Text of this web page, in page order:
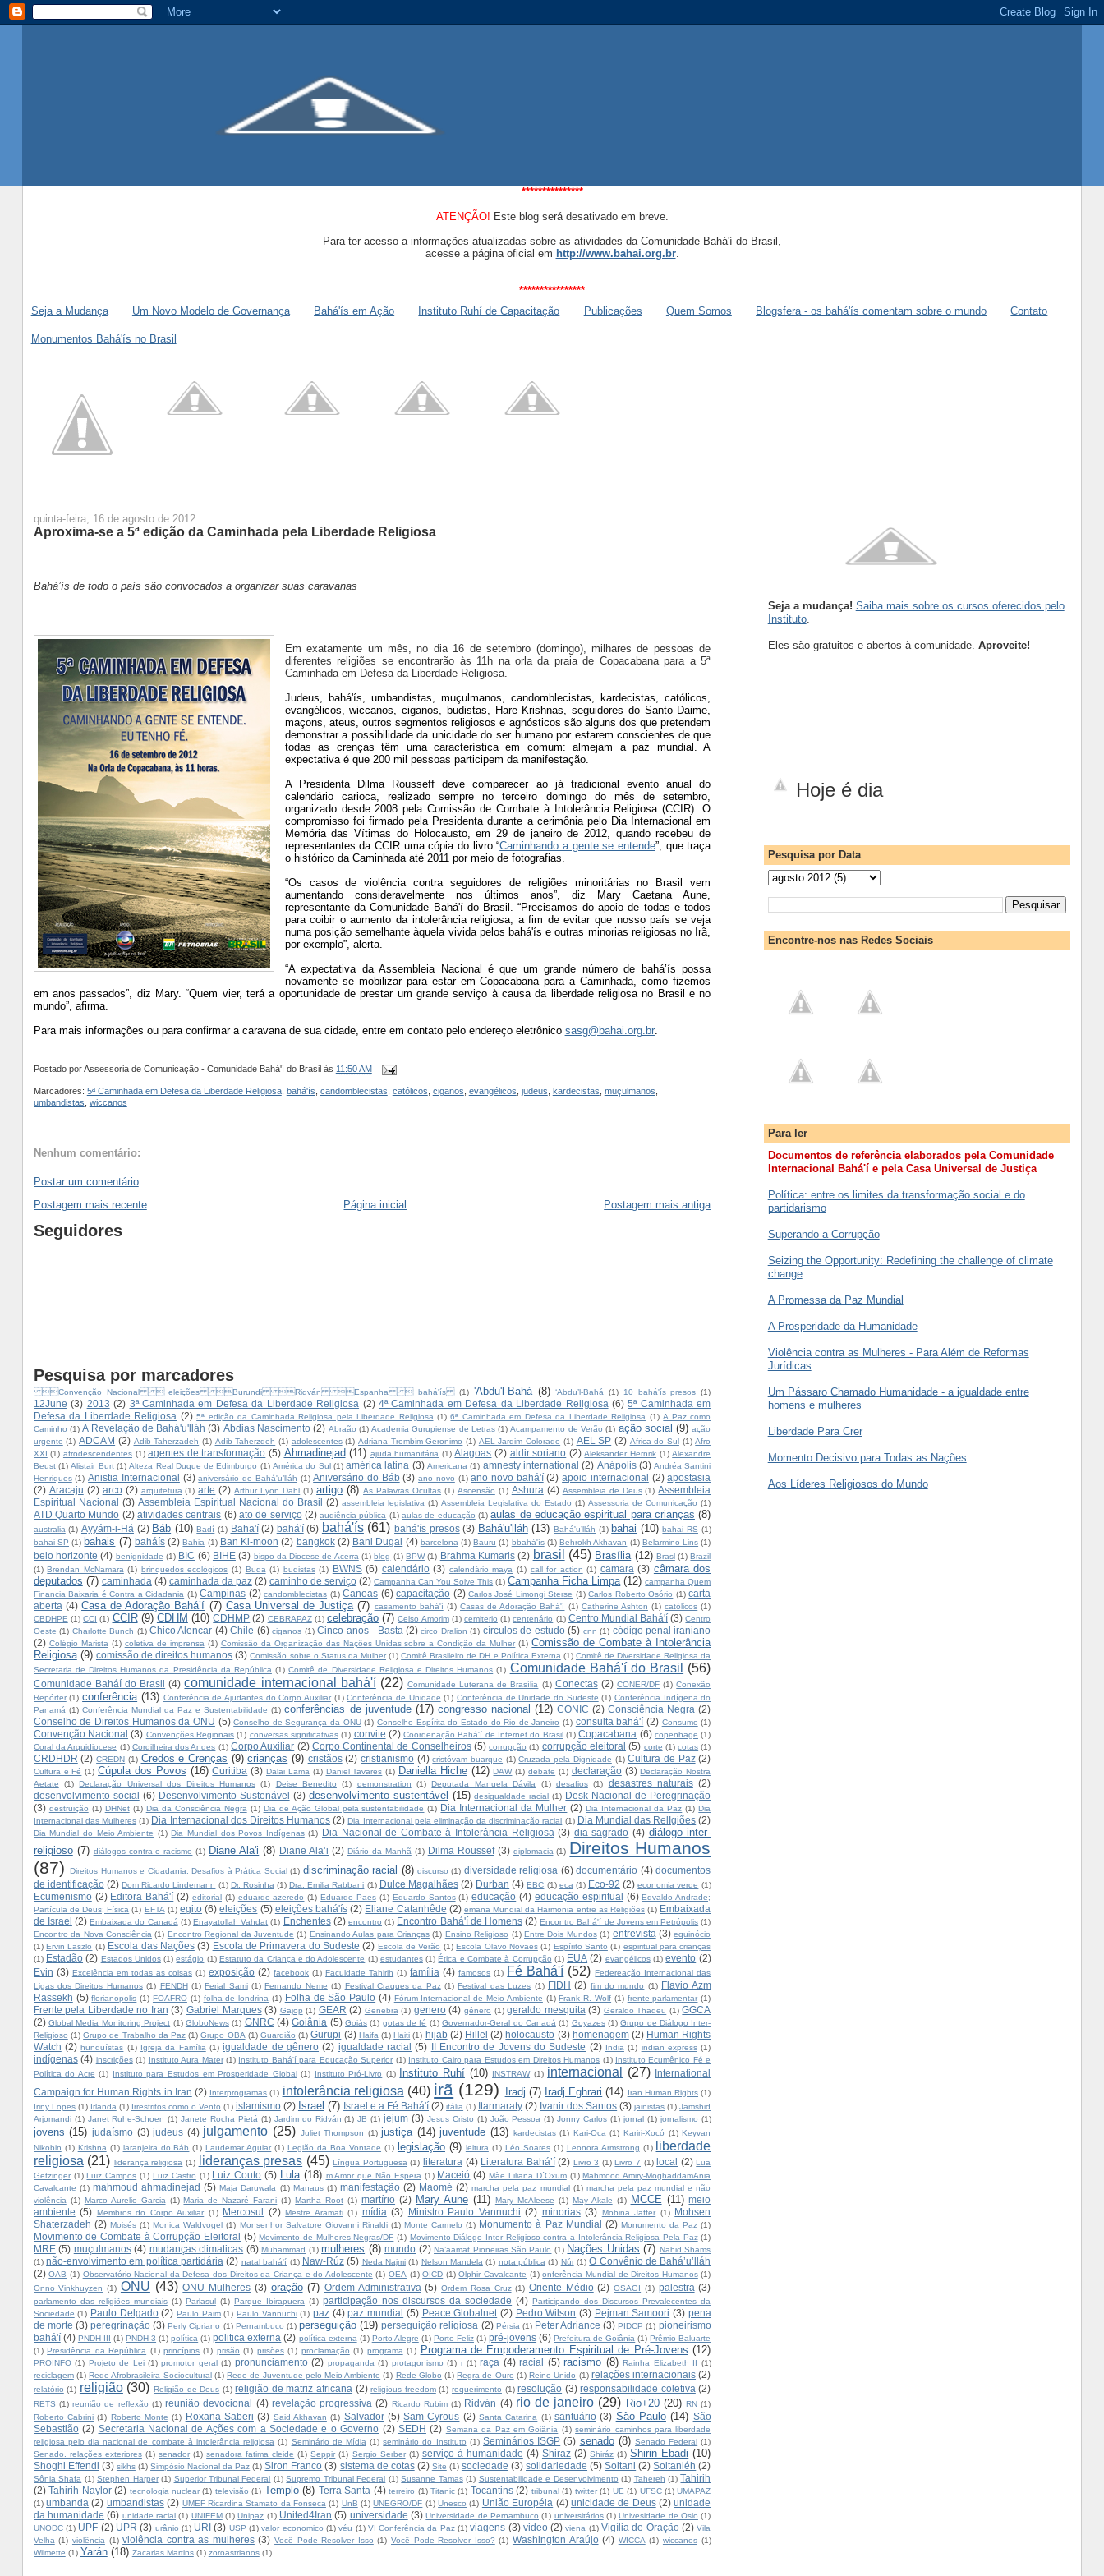
***************
ATENÇÃO! Este blog será desativado em breve.
Para ter acesso a informações atualizadas sobre as atividades da Comunidade Bahá'í do Brasil,
acesse a página oficial em http://www.bahai.org.br.
****************
Seja a Mudança
Um Novo Modelo de Governança Bahá'ís em Ação Instituto Ruhí de Capacitação Publicações Quem Somos Blogsfera - os bahá'ís comentam sobre o mundo Contato
Monumentos Bahá'ís no Brasil
quinta-feira, 16 de agosto de 2012
Aproxima-se a 5ª edição da Caminhada pela Liberdade Religiosa
Bahá’ís de todo o país são convocados a organizar suas caravanas
Em exatamente um mês, no dia 16 de setembro (domingo), milhares de pessoas de
diferentes religiões se encontrarão às 11h na orla da praia de Copacabana para a 5ª
Caminhada em Defesa da Liberdade Religiosa.
Judeus, bahá'ís, umbandistas, muçulmanos, candomblecistas, kardecistas, católicos,
evangélicos, wiccanos, ciganos, budistas, Hare Krishnas, seguidores do Santo Daime,
maçons, ateus, outros segmentos religiosos e agnósticos são alguns dos que pretendem
demonstrar a possibilidade da unicidade do ser humano por estarem conscientes de que
todas as crenças têm uma característica em comum: almejam a paz mundial. A
expectativa é que 200 mil pessoas participem da manifestação.
A Presidenta Dilma Rousseff deve comparecer ao já tradicional evento anual do
calendário carioca, realizado sempre no terceiro domingo do mês de setembro,
organizado desde 2008 pela Comissão de Combate à Intolerância Religiosa (CCIR). O
compromisso foi firmado pela Presidenta durante a cerimônia pelo Dia Internacional em
Memória das Vítimas do Holocausto, em 29 de janeiro de 2012, quando recebeu de
representantes da CCIR uma cópia do livro “Caminhando a gente se entende”, que traça
o histórico da Caminhada até 2011 por meio de fotografias.
“Os casos de violência contra seguidores de religiões minoritárias no Brasil vem
aumentando consideravelmente nos últimos anos”, diz Mary Caetana Aune,
representante da Comunidade Bahá'í do Brasil. “Precisamos do apoio de todas e todos
para coibir o aumento da intolerância religiosa, a fim de evitar que nosso país se veja
numa posição semelhante àquela vivida pelos bahá'ís e outras minorias religiosas no Irã,
por exemplo”, alerta.
“A expectativa da Assembleia Nacional é que um grande número de bahá’ís possa
novamente se mobilizar para estar em Copacabana para a Caminhada, como fizemos
em anos passados”, diz Mary. “Quem vier, terá a oportunidade de prestar um grande serviço à causa da liberdade religiosa no Brasil e no
mundo”, afirma.
Para mais informações ou para confirmar a caravana de sua cidade, entre em contato pelo endereço eletrônico sasg@bahai.org.br.
Postado porAssessoria de Comunicação - Comunidade Bahá'í do Brasil às 11:50 AM
Marcadores: 5ª Caminhada em Defesa da Liberdade Religiosa, bahá'ís candomblecistas católicos ciganos evangélicos judeus kardecistas muçulmanos
umbandistas wiccanos
Nenhum comentário:
Postar um comentário
Postagem mais recente
Postagem mais antiga
Página inicial
Seguidores
Pesquisa por marcadores
Convenção Nacional  eleições Burundi Ridván Espanha  bahá'ís (1) 'Abdu'l-Bahá (8) ‘Abdu’l-Bahá (1) 10 bahá'ís presos (1)
12June (3) 2013 (2) 3ª Caminhada em Defesa da Liberdade Religiosa (2) 4ª Caminhada em Defesa da Liberdade Religiosa (6) 5ª Caminhada em
Defesa da Liberdade Religiosa (2) 5ª edição da Caminhada Religiosa pela Liberdade Religiosa (1) 6ª Caminhada em Defesa da Liberdade Religiosa (1) A Paz como
Caminho (1) A Revelação de Bahá'u'lláh (3) Abdias Nascimento (2) Abraão (1) Academia Gurupiense de Letras (1) Acampamento de Verão (1) ação social (9) ação
urgente (1) ADCAM (2) Adib Taherzadeh (1) Adib Taherzdeh (1) adolescentes (1) Adriana Trombim Geronimo (1) AEL Jardim Colorado (1) AEL SP (2) Africa do Sul (1) Afro
XXI (1) afrodescendentes (1) agentes de transformação (5) Ahmadinejad (11) ajuda humanitária (1) Alagoas (2) aldir soriano (2) Aleksander Hernrik (1) Alexandre
Beust (1) Alistair Burt (1) Alteza Real Duque de Edimburgo (1) América do Sul (1) américa latina (3) Americana (1) amnesty international (2) Anápolis (3) Andréa Santini
Henriques (1) Anistia Internacional (3) aniversário de Bahá'u’lláh (1) Aniversário do Báb (3) ano novo (1) ano novo bahá'í (2) apoio internacional (2) apostasia
(2) Aracaju (2) arco (2) arquitetura (1) arte (2) Arthur Lyon Dahl (1) artigo (8) As Palavras Ocultas (1) Ascensão (1) Ashura (4) Assembleia de Deus (1) Assembleia
Espiritual Nacional (3) Assembleia Espiritual Nacional do Brasil (2) assembleia legislativa (1) Assembleia Legislativa do Estado (1) Assessoria de Comunicação (1)
ATD Quarto Mundo (2) atividades centrais (6) ato de serviço (2) audiência pública (1) aulas de educação (1) aulas de educação espiritual para crianças (8)
australia (1) Ayyám-i-Há (2) Báb (10) Badí (1) Baha'í (2) bahá'í (6) bahá'ís (61) bahá'ís presos (3) Bahá'u'lláh (13) Bahá'u’lláh (1) bahai (10) bahai RS (1)
bahai SP (1) bahais (7) baháís (2) Bahia (1) Ban Ki-moon (2) bangkok (2) Bani Dugal (4) barcelona (1) Bauru (1) bbahá'ís (1) Behrokh Akhavan (1) Belarmino Lins (1)
belo horizonte (4) benignidade (1) BIC (6) BIHE (3) bispo da Diocese de Acerra (1) blog (1) BPW (1) Brahma Kumaris (2) brasil (45) Brasília (12) Brasl (1) Brazil
(1) Brendan McNamara (1) brinquedos ecológicos (1) Buda (1) budistas (1) BWNS (6) calendário (3) calendário maya (1) call for action (1) camara (3) câmara dos
deputados (7) caminhada (4) caminhada da paz (2) caminho de serviço (2) Campanha Can You Solve This (1) Campanha Ficha Limpa (12) campanha Quem
Financia Baixaria é Contra a Cidadania (1) Campinas (2) candomblecistas (1) Canoas (6) capacitação (2) Carlos José Limongi Sterse (1) Carlos Roberto Osório (1) carta
aberta (4) Casa de Adoração Bahá’í (7) Casa Universal de Justiça (7) casamento bahá'í (1) Casas de Adoração Bahá'í (1) Catherine Ashton (1) católicos (1)
CBDHPE (1) CCI (1) CCIR (9) CDHM (10) CDHMP (2) CEBRAPAZ (1) celebração (7) Celso Amorim (1) cemiterio (1) centenário (1) Centro Mundial Bahá'í (3) Centro
Oeste (1) Charlotte Bunch (1) Chico Alencar (4) Chile (6) ciganos (1) Cinco anos - Basta (2) circo Dralion (1) círculos de estudo (5) cnn (1) código penal iraniano
(2) Colégio Marista (1) coletiva de imprensa (1) Comissão da Organização das Nações Unidas sobre a Condição da Mulher (1) Comissão de Combate à Intolerância
Religiosa (9) comissão de direitos humanos (3) Comissão sobre o Status da Mulher (1) Comitê Brasileiro de DH e Política Externa (1) Comitê de Diversidade Religiosa da
Secretaria de Direitos Humanos da Presidência da República (1) Comitê de Diversidade Religiosa e Direitos Humanos (1) Comunidade Bahá'í do Brasil (56)
Comunidade Baháí do Brasil (4) comunidade internacional bahá'í (22) Comunidade Luterana de Brasília (1) Conectas (2) CONER/DF (1) Conexão
Repórter (1) conferência (13) Conferência de Ajudantes do Corpo Auxiliar (1) Conferência de Unidade (1) Conferência de Unidade do Sudeste (1) Conferência Indígena do
Panamá (1) Conferência Mundial da Paz e Sustentabilidade (1) conferências de juventude (17) congresso nacional (12) CONIC (2) Consciência Negra (2)
Conselho de Direitos Humanos da ONU (5) Conselho de Segurança da ONU (1) Conselho Espírita do Estado do Rio de Janeiro (1) consulta bahá'í (2) Consumo (1)
Convenção Nacional (3) Convenções Regionais (1) conversas significativas (1) convite (2) Coordenação Bahá'í de Internet do Brasil (1) Copacabana (6) copenhage (1)
Coral da Arquidiocese (1) Cordilheira dos Andes (1) Corpo Auxiliar (2) Corpo Continental de Conselheiros (5) corrupção (1) corrupção eleitoral (5) corte (1) cotas (1)
CRDHDR (2) CREDN (1) Credos e Crenças (9) crianças (9) cristãos (2) cristianismo (4) cristóvam buarque (1) Cruzada pela Dignidade (1) Cultura de Paz (2)
Cultura e Fé (1) Cúpula dos Povos (16) Curitiba (3) Dalai Lama (1) Daniel Tavares (1) Daniella Hiche (12) DAW (1) debate (1) declaração (3) Declaração Nostra
Aetate
(1) Declaração Universal dos Direitos Humanos (1) Deise Benedito (1) demonstration (1) Deputada Manuela Dávila (1) desafios (1) desastres naturais (2)
desenvolvimento social (6) Desenvolvimento Sustenável (3) desenvolvimento sustentável (15) desigualdade racial (1) Desk Nacional de Peregrinação
(3) destruição (1) DHNet (1) Dia da Consciência Negra (1) Dia de Ação Global pela sustentabilidade (1) Dia Internacional da Mulher (2) Dia Internacional da Paz (1) Dia
Internacional das Mulheres (1) Dia Internacional dos Direitos Humanos (2) Dia Internacional pela eliminação da discriminação racial (1) Dia Mundial das RelIgiões (2)
Dia Mundial do Meio Ambiente (1) Dia Mundial dos Povos Indígenas (1) Dia Nacional de Combate à Intolerância Religiosa (3) dia sagrado (4) diálogo inter-
religioso (7) diálogos contra o racismo (1) Diane Ala'i (8) Diane Ala’i (2) Diário da Manhã (1) Dilma Roussef (3) diplomacia (1) Direitos Humanos
(87)
Direitos Humanos e Cidadania: Desafios à Prática Social (1) discriminação racial (8) discurso (1) diversidade religiosa (6) documentário (4) documentos
de identificação (2) Dom Ricardo Lindemann (1) Dr. Rosinha (1) Dra. Emilia Rabbani (1) Dulce Magalhães (2) Durban (4) EBC (1) eca (1) Eco-92 (2) economia verde (1)
Ecumenismo (2) Editora Bahá'í (2) editorial (1) eduardo azeredo (1) Eduardo Paes (1) Eduardo Santos (1) educação (4) educação espiritual (6) Edvaldo Andrade;
Partícula de Deus; Física (1) EFTA (1) egito (6) eleições (5) eleições bahá'ís (2) Eliane Catanhêde (2) emana Mundial da Harmonia entre as Religiões (1) Embaixada
de Israel (2) Embaixada do Canadá (1) Enayatollah Vahdat (1) Enchentes (2) encontro (1) Encontro Bahá'í de Homens (2) Encontro Bahá'í de Jovens em Petrópolis (1)
Encontro da Nova Consciência (1) Encontro Regional da Juventude (1) Ensinando Aulas para Crianças (1) Ensino Religioso (1) Entre Dois Mundos (1) entrevista (3) equinócio
(1) Ervin Laszlo (1) Escola das Nações (3) Escola de Primavera do Sudeste (2) Escola de Verão (1) Escola Olavo Novaes (1) Espírito Santo (1) espiritual para crianças
(1) Estadão (2) Estados Unidos (1) estágio (1) Estatuto da Criança e do Adolescente (1) estudantes (1) Ética e Combate à Corrupção (1) EUA (2) evangélicos (1) evento (2)
Evin (3) Excelência em todas as coisas (1) exposição (2) facebook (1) Faculdade Tahirih (1) família (4) famosos (1) Fé Bahá'í (52) Federeação Internacional das
Ligas dos Direitos Humanos (1) FENDH (1) Ferial Sami (1) Fernando Neme (1) Festival Craques da Paz (1) Festival das Luzes (1) FIDH (2) fim do mundo (1) Flavio Azm
Rassekh (5) florianopolis (1) FOAFRO (1) folha de londrina (1) Folha de São Paulo (4) Fórum Internacional de Meio Ambiente (1) Frank R. Wolf (1) frente parlamentar (1)
Frente pela Liberdade no Iran (3) Gabriel Marques (3) Gajop (1) GEAR (2) Genebra (1) genero (4) gênero (1) geraldo mesquita (3) Geraldo Thadeu (1) GGCA
(2) Global Media Monitoring Project (1) GloboNews (1) GNRC (4) Goiânia (5) Goiás (1) gotas de fé (1) Governador-Geral do Canadá (1) Goyazes (1) Grupo de Diálogo Inter-
Religioso (1) Grupo de Trabalho da Paz (1) Grupo OBA (1) Guardião (1) Gurupi (3) Haifa (1) Haiti (1) hijab (2) Hillel (2) holocausto (3) homenagem (2) Human Rights
Watch (2) hunduístas (1) Igreja da Família (1) igualdade de gênero (2) igualdade racial (5) II Encontro de Jovens do Sudeste (2) India (1) indian express (1)
indígenas (4) inscrições (1) Instituto Aura Mater (1) Instituto Bahá'í para Educação Superior (1) Instituto Cairo para Estudos em Direitos Humanos (1) Instituto Ecumênico Fé e
Política do Acre (1) Instituto para Estudos em Prosperidade Global (1) Instituto Pró-Livro (1) Instituto Ruhí (10) INSTRAW (1) internacional (27) International
Campaign for Human Rights in Iran (2) Interprogramas (1) intolerância religiosa (40) irã (129) Iradj (7) Iradj Eghrari (14) Iran Human Rights (1)
Iriny Lopes (1) Irlanda (1) Irrestritos como o Vento (1) islamismo (2) Israel (7) Israel e a Fé Bahá'í (2) itália (1) Itarmaraty (2) Ivanir dos Santos (3) jainistas (1) Jamshid
Arjomandi (1) Janet Ruhe-Schoen (1) Janete Rocha Pietá (1) Jardim do Ridván (1) JB (1) jejum (3) Jesus Cristo (1) João Pessoa (1) Jonny Carlos (1) jornal (1) jornalismo (1)
jovens (15) judaísmo (3) judeus (4) julgamento (25) Juliet Thompson (1) justiça (14) juventude (13) kardecistas (1) Kari-Oca (1) Kariri-Xocó (1) Keyvan
Nikobin (1) Krishna (1) laranjeira do Báb (1) Laudemar Aguiar (1) Legião da Boa Vontade (1) legislação (9) leitura (1) Léo Soares (1) Leonora Armstrong (1)
liberdade
religiosa (21) liderança religiosa (1) lideranças presas (45) Língua Portuguesa (1) literatura (4) Literatura Bahá’í (2) Livro 3 (1) Livro 7 (1) local (2) Lua
Getzinger (1) Luiz Campos (1) Luiz Castro (1) Luiz Couto (5) Lula (18) m Amor que Não Espera (1) Maceió (4) Mãe Liliana D´Oxum (1) Mahmood Amiry-MoghaddamAnia
Cavalcante (1) mahmoud ahmadinejad (5) Maja Daruwala (1) Manaus (1) manifestação (2) Maomé (2) marcha pela paz mundial (1) marcha pela paz mundial e não
violência (1) Marco Aurelio Garcia (1) Maria de Nazaré Farani (1) Martha Root (1) martírio (2) Mary Aune (11) Mary McAleese (1) May Akale (1) MCCE (11) meio
ambiente (5) Membros do Corpo Auxiliar (1) Mercosul (2) Mestre Aramati (1) mídia (3) Ministro Paulo Vannuchi (2) minorias (3) Mobina Jaffer (1) Mohsen
Shaterzadeh (2) Moisés (1) Monica Waldvogel (1) Monsenhor Salvatore Giovanni Rinaldi (1) Monte Carmelo (1) Monumento à Paz Mundial (2) Monumento da Paz (1)
Movimento de Combate à Corrupção Eleitoral (5) Movimento de Mulheres Negras/DF (1) Movimento Diálogo Inter Religioso contra a Intolerância Religiosa Pela Paz (1)
MRE (5) muçulmanos (4) mudanças climaticas (6) Muhammad (1) mulheres (8) mundo (2) Na’aamat Pioneiras São Paulo (1) Nações Unidas (7) Nahid Shams
(1) não-envolvimento em política partidária (2) natal bahá'í (1) Naw-Rúz (5) Neda Najmi (1) Nelson Mandela (1) nota pública (1) Núr (1) O Convênio de Bahá’u’lláh
(2) OAB (1) Observatório Nacional da Defesa dos Direitos da Criança e do Adolescente (1) OEA (1) OICD (1) Olphir Cavalcante (1) onferência Mundial de Direitos Humanos (1)
Onno Vinkhuyzen (1) ONU (43) ONU Mulheres (3) oração (7) Ordem Administrativa (5) Ordem Rosa Cruz (1) Oriente Médio (2) OSAGI (1) palestra (3)
parlamento das religiões mundiais (1) Parlasul (1) Parque Ibirapuera (1) participação nos discursos da sociedade (4) Participando dos Discursos Prevalecentes da
Sociedade (1) Paulo Delgado (2) Paulo Paim (1) Paulo Vannuchi (1) paz (4) paz mundial (5) Peace Globalnet (2) Pedro Wilson (3) Pejman Samoori (3) pena
de morte (3) peregrinação (3) Perly Cipriano (1) Pernambuco (1) perseguição (19) perseguição religiosa (2) Pérsia (1) Peter Adriance (3) PIDCP (1) pioneirismo
bahá'í (4) PNDH III (1) PNDH-3 (1) política (1) politica externa (2) política externa (1) Porto Alegre (1) Porto Feliz (1) pré-jovens (6) Prefeitura de Goiânia (1) Prêmio Baluarte
(1) Presidência da República (1) princípios (1) prisão (1) prisões (1) proclamação (1) programa (1) Programa de Empoderamento Espiritual de Pré-Jovens (12)
PROINFO (1) Projeto de Lei (1) promotor geral (1) pronunciamento (2) propaganda (1) protagonismo (1) r (1) raça (4) racial (5) racismo (8) Rainha Elizabeth II (1)
reciclagem (1) Rede Afrobrasileira Sociocultural (1) Rede de Juventude pelo Meio Ambiente (1) Rede Globo (1) Regra de Ouro (1) Reino Unido (1) relações internacionais (2)
relatório (1) religião (30) Religião de Deus (1) religião de matriz africana (2) religious freedom (1) requerimento (1) resolução (3) responsabilidade coletiva (2)
RETS (1) reunião de reflexão (1) reunião devocional (4) revelação progressiva (2) Ricardo Rubim (1) Ridván (4) rio de janeiro (29) Rio+20 (20) RN (1)
Roberto Cabrini (1) Roberto Monte (1) Roxana Saberi (3) Said Akhavan (1) Salvador (5) Sam Cyrous (2) Santa Catarina (1) santuário (3) São Paulo (14) São
Sebastião (2) Secretaria Nacional de Ações com a Sociedade e o Governo (2) SEDH (2) Semana da Paz em Goiânia (1) seminário caminhos para liberdade
religiosa pelo dia nacional de combate à intolerância religiosa (1) Seminário de Mídia (1) seminário do Instituto (1) Seminários ISGP (5) senado (8) Senado Federal (1)
Senado. relações exteriores (1) senador (1) senadora fatima cleide (1) Seppir (1) Sergio Serber (1) serviço à humanidade (4) Shiraz (2) Shiráz (1) Shirin Ebadi (10)
Shoghi Effendi (3) sikhs (1) Simpósio Nacional da Paz (1) Siron Franco (3) sistema de cotas (2) Site (1) sociedade (3) solidariedade (5) Soltani (2) Soltaniéh (2)
Sônia Shafa (1) Stephen Harper (1) Superior Tribunal Federal (1) Supremo Tribunal Federal (1) Susanne Tamas (1) Sustentabilidade e Desenvolvimento (1) Tahereh (1) Tahirih
(2) Tahirih Naylor (2) tecnologia nuclear (1) televisão (1) Templo (8) Terra Santa (4) terreiro (1) Titanic (1) Tocantins (2) tribunal (1) twitter (1) UE (1) UFSC (1) UMAPAZ
(1) umbanda (2) umbandistas (2) UMEF Ricardina Stamato da Fonseca (1) UnB (1) UNEGRO/DF (1) Unesco (1) União Européia (4) unicidade de Deus (2) unidade
da humanidade (6) unidade racial (1) UNIFEM (1) Unipaz (1) United4Iran (5) universidade (3) Universidade de Pernambuco (1) universitários (1) Univesidade de Oslo (1)
UNODC (1) UPF (2) UPR (3) urânio (1) URI (3) USP (1) valor economico (1) véu (1) VI Conferência da Paz (1) viagens (3) video (2) viena (1) Vigília de Oração (2) Vila
Velha (1) violência (1) violência contra as mulheres (3) Você Pode Resolver Isso (1) Você Pode Resolver Isso? (1) Washington Araújo (4) WICCA (1) wiccanos (1)
Wilmette (1) Yarán (18) Zacarias Martins (1) zoroastrianos (1)
Seja a mudança! Saiba mais sobre os cursos oferecidos pelo
Instituto.
Eles são gratuitos e abertos à comunidade. Aproveite!
Hoje é dia
Pesquisa por Data
Encontre-nos nas Redes Sociais
Para ler
Documentos de referência elaborados pela Comunidade
Internacional Bahá'í e pela Casa Universal de Justiça
Política: entre os limites da transformação social e do
partidarismo
Superando a Corrupção
Seizing the Opportunity: Redefining the challenge of climate
change
A Promessa da Paz Mundial
A Prosperidade da Humanidade
Violência contra as Mulheres - Para Além de Reformas
Jurídicas
Um Pássaro Chamado Humanidade - a igualdade entre
homens e mulheres
Liberdade Para Crer
Momento Decisivo para Todas as Nações
Aos Líderes Religiosos do Mundo